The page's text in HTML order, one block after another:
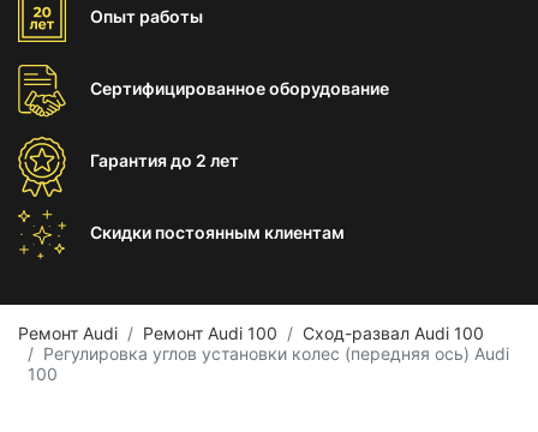
Опыт работы
Сертифицированноеоборудование
Гарантиядо 2 лет
Скидки постоянным клиентам
Ремонт Audi Ремонт Audi 100
Сход-развал Audi 100
Регулировка углов установки колес (передняя ось) Audi
100